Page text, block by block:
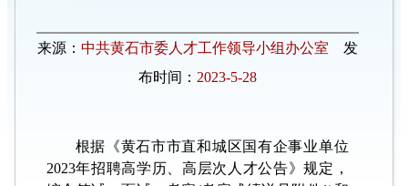
来源： 中共黄石市委人才工作领导小组办公室 发
布时间： 2023-5-28
根据《黄石市市直和城区国有企事业单位
2023年招聘高学历、高层次人才公告》规定，